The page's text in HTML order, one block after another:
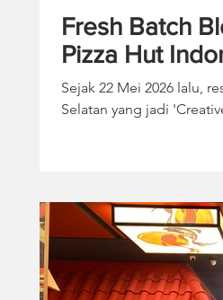
Fresh Batch
Pizza Hut
Berbeda
Sejak 22 Mei 2026 lalu,
Selatan yang jadi